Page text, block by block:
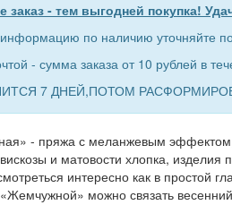
- тем выгодней покупка!
по наличию уточняйте
- сумма заказа от 10 рублей в
7 ДНЕЙ,ПОТОМ
- пряжа с меланжевым эффектом,
и матовости хлопка,
интересно как в простой
можно связать